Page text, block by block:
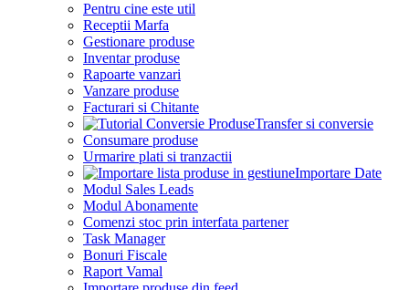
Pentru cine este util
Receptii Marfa
Gestionare produse
Inventar produse
Rapoarte vanzari
Vanzare produse
Facturari si Chitante
Transfer si conversie
Consumare produse
Urmarire plati si tranzactii
Importare Date
Modul Sales Leads
Modul Abonamente
Comenzi stoc prin interfata partener
Task Manager
Bonuri Fiscale
Raport Vamal